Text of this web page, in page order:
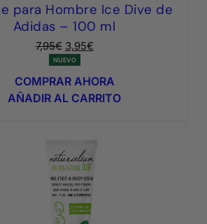
para Hombre Ice Dive de
Adidas – 100 ml
7,95€ El
precio
original
era:
3,95€El
actual
es:
NUEVO
COMPRAR AHORA
AÑADIR AL CARRITO